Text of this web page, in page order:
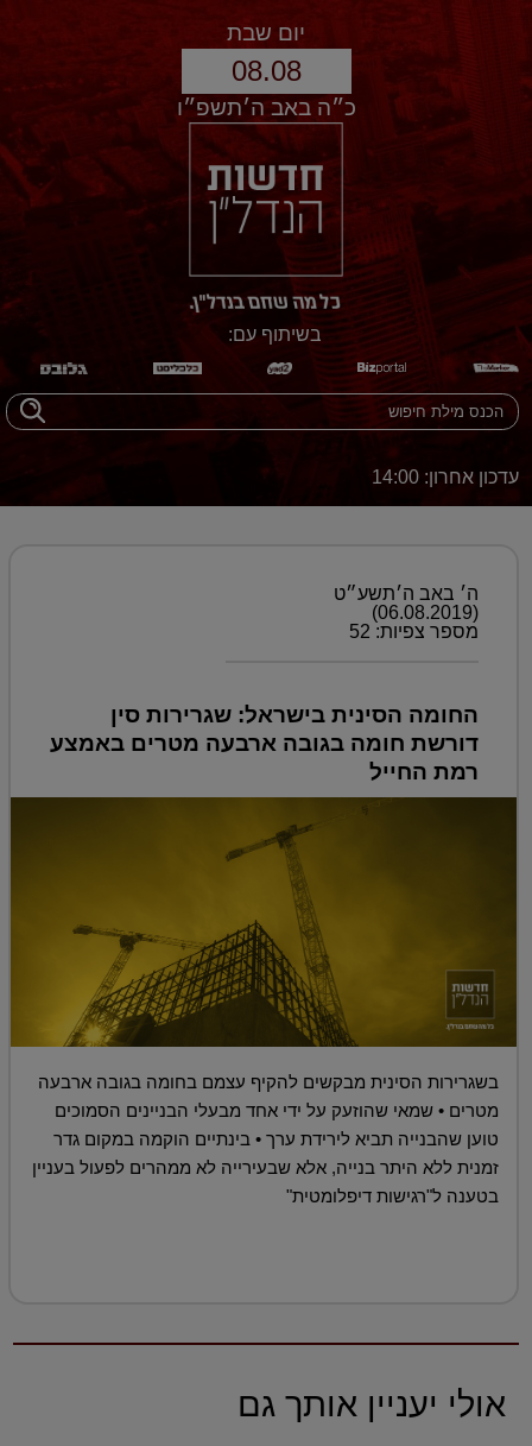
יום שבת
08.08
כ״ה באב ה׳תשפ״ו
בשיתוף עם:
עדכון אחרון: 14:00
ה׳ באב ה׳תשע״ט
(06.08.2019)
מספר צפיות: 52
החומה הסינית בישראל: שגרירות סין
דורשת חומה בגובה ארבעה מטרים באמצע
רמת החייל
בשגרירות הסינית מבקשים להקיף עצמם בחומה בגובה ארבעה
מטרים • שמאי שהוזעק על ידי אחד מבעלי הבניינים הסמוכים
טוען שהבנייה תביא לירידת ערך • בינתיים הוקמה במקום גדר
זמנית ללא היתר בנייה, אלא שבעירייה לא ממהרים לפעול בעניין
בטענה ל"רגישות דיפלומטית"
אולי יעניין אותך גם